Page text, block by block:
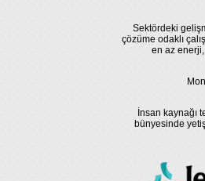
Sektördeki
çözüme odaklı
en az
İnsan kaynağı
bünyesinde